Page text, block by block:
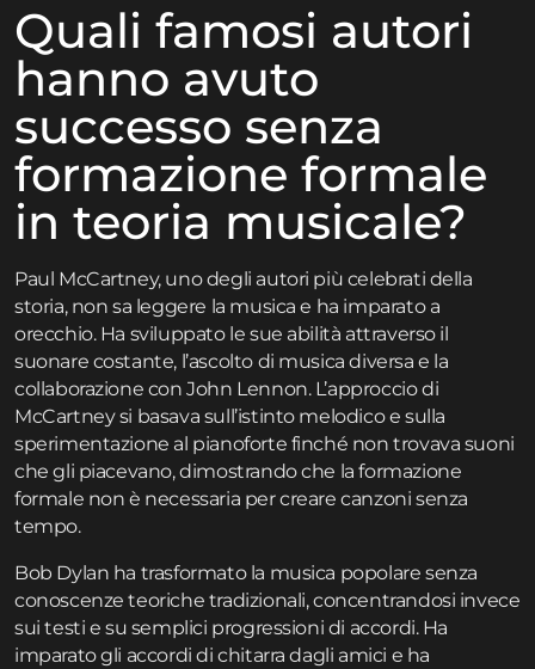
Quali famosi autori
hanno avuto
successo senza
formazione formale
in teoria musicale?
Paul McCartney, uno degli autori più celebrati della
storia, non sa leggere la musica e ha imparato a
orecchio. Ha sviluppato le sue abilità attraverso il
suonare costante, l’ascolto di musica diversa e la
collaborazione con John Lennon. L’approccio di
McCartney si basava sull’istinto melodico e sulla
sperimentazione al pianoforte finché non trovava suoni
che gli piacevano, dimostrando che la formazione
formale non è necessaria per creare canzoni senza
tempo.
Bob Dylan ha trasformato la musica popolare senza
conoscenze teoriche tradizionali, concentrandosi invece
sui testi e su semplici progressioni di accordi. Ha
imparato gli accordi di chitarra dagli amici e ha